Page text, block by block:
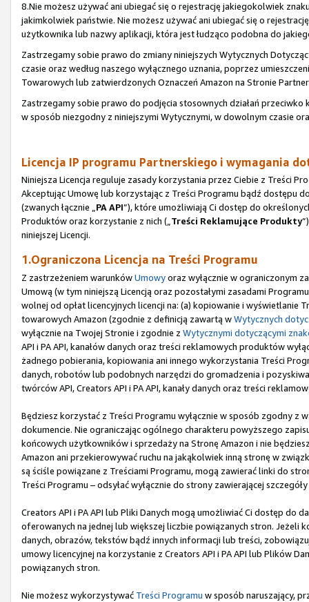
8.Nie możesz używać ani ubiegać się o rejestrację jakiegokolwiek
jakimkolwiek państwie. Nie możesz używać ani ubiegać się o
użytkownika lub nazwy aplikacji, która jest łudząco podobna do
Zastrzegamy sobie prawo do zmiany niniejszych Wytycznych
czasie oraz według naszego wyłącznego uznania, poprzez
Towarowych lub zatwierdzonych Oznaczeń Amazon na Stronie
Zastrzegamy sobie prawo do podjęcia stosownych działań
w sposób niezgodny z niniejszymi Wytycznymi, w dowolnym czasie
Licencja IP programu Partnerskiego i wymagania
Niniejsza Licencja reguluje zasady korzystania przez Ciebie z Treści
Akceptując Umowę lub korzystając z Treści Programu bądź dostępu
(zwanych łącznie „PA API”), które umożliwiają Ci dostęp do
Produktów oraz korzystanie z nich („Treści Reklamujące Produkty
niniejszej Licencji.
1.Ograniczona Licencja na Treści Programu
Z zastrzeżeniem warunkówUmowyoraz wyłącznie w ograniczonym
Umową (w tym niniejszą Licencją oraz pozostałymi zasadami
wolnej od opłat licencyjnych licencji na: (a) kopiowanie i wyświetlanie
towarowych Amazon (zgodnie z definicją zawartą wWytycznych
wyłącznie na Twojej Stronie i zgodnie z Wytycznymi dotyczącymi
API i PA API, kanałów danych oraz treści reklamowych produktów
żadnego pobierania, kopiowania ani innego wykorzystania Treści
danych, robotów lub podobnych narzędzi do gromadzenia i
twórców API, Creators API i PA API, kanały danych oraz treści
Będziesz korzystać z Treści Programu wyłącznie w sposób zgodny z
dokumencie. Nie ograniczając ogólnego charakteru powyższego
końcowych użytkowników i sprzedaży na Stronę Amazon i nie
Amazon ani przekierowywać ruchu na jakąkolwiek inną stronę w
są ściśle powiązane z Treściami Programu, mogą zawierać linki do
Treści Programu – odsyłać wyłącznie do strony zawierającej
Creators API i PA API lub Pliki Danych mogą umożliwiać Ci dostęp
oferowanych na jednej lub większej liczbie powiązanych stron. Jeżeli
danych, obrazów, tekstów bądź innych informacji lub treści,
umowy licencyjnej na korzystanie z Creators API i PA API lub Plików
powiązanych stron.
Nie możesz wykorzystywać Treści Programu w sposób naruszający,